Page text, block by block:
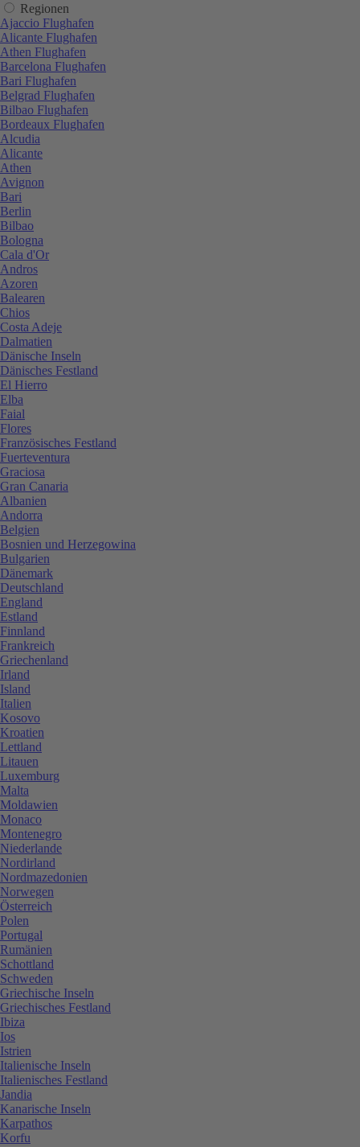
Regionen
Ajaccio Flughafen
Alicante Flughafen
Athen Flughafen
Barcelona Flughafen
Bari Flughafen
Belgrad Flughafen
Bilbao Flughafen
Bordeaux Flughafen
Alcudia
Alicante
Athen
Avignon
Bari
Berlin
Bilbao
Bologna
Cala d'Or
Andros
Azoren
Balearen
Chios
Costa Adeje
Dalmatien
Dänische Inseln
Dänisches Festland
El Hierro
Elba
Faial
Flores
Französisches Festland
Fuerteventura
Graciosa
Gran Canaria
Albanien
Andorra
Belgien
Bosnien und Herzegowina
Bulgarien
Dänemark
Deutschland
England
Estland
Finnland
Frankreich
Griechenland
Irland
Island
Italien
Kosovo
Kroatien
Lettland
Litauen
Luxemburg
Malta
Moldawien
Monaco
Montenegro
Niederlande
Nordirland
Nordmazedonien
Norwegen
Österreich
Polen
Portugal
Rumänien
Schottland
Schweden
Griechische Inseln
Griechisches Festland
Ibiza
Ios
Istrien
Italienische Inseln
Italienisches Festland
Jandia
Kanarische Inseln
Karpathos
Korfu